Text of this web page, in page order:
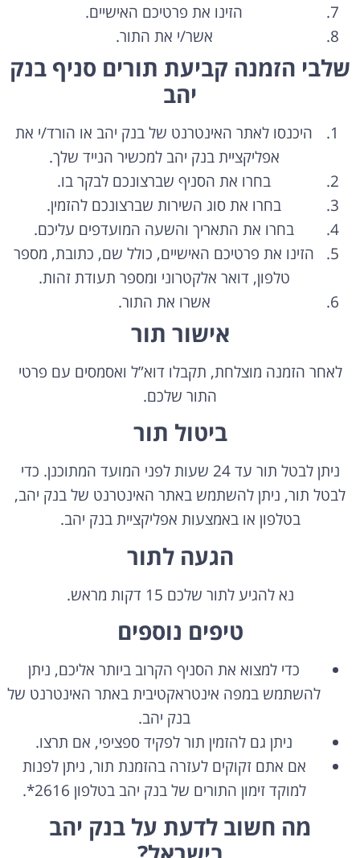
הזינו את פרטיכם האישיים.
אשר/י את התור.
שלבי הזמנה קביעת תורים סניף בנק
יהב
היכנסו לאתר האינטרנט של בנק יהב או הורד/י את
אפליקציית בנק יהב למכשיר הנייד שלך.
בחרו את הסניף שברצונכם לבקר בו.
בחרו את סוג השירות שברצונכם להזמין.
בחרו את התאריך והשעה המועדפים עליכם.
הזינו את פרטיכם האישיים, כולל שם, כתובת, מספר
טלפון, דואר אלקטרוני ומספר תעודת זהות.
אשרו את התור.
אישור תור
לאחר הזמנה מוצלחת, תקבלו דוא”ל ואסמסים עם פרטי
התור שלכם.
ביטול תור
ניתן לבטל תור עד 24 שעות לפני המועד המתוכנן.
כדי
לבטל תור, ניתן להשתמש באתר האינטרנט של בנק יהב,
בטלפון או באמצעות אפליקציית בנק יהב.
הגעה לתור
נא להגיע לתור שלכם 15 דקות מראש.
טיפים נוספים
כדי למצוא את הסניף הקרוב ביותר אליכם, ניתן
להשתמש במפה אינטראקטיבית באתר האינטרנט של
בנק יהב.
ניתן גם להזמין תור לפקיד ספציפי, אם תרצו.
אם אתם זקוקים לעזרה בהזמנת תור, ניתן לפנות
למוקד זימון התורים של בנק יהב בטלפון 2616*.
מה חשוב לדעת על בנק יהב